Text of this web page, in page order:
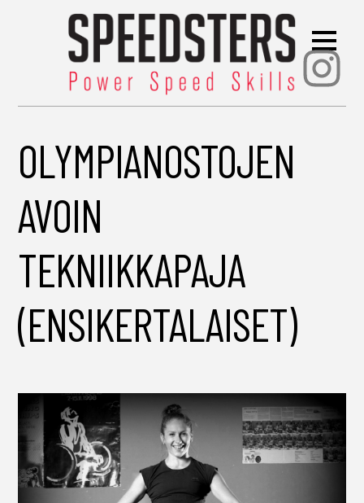
OLYMPIANOSTOJEN
AVOIN
TEKNIIKKAPAJA
(ENSIKERTALAISET)